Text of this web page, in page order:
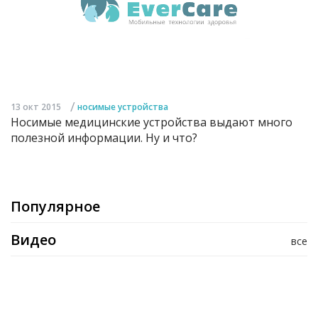
13 окт 2015 / носимые устройства
Носимые медицинские устройства выдают много
полезной информации. Ну и что?
Популярное
все
Видео